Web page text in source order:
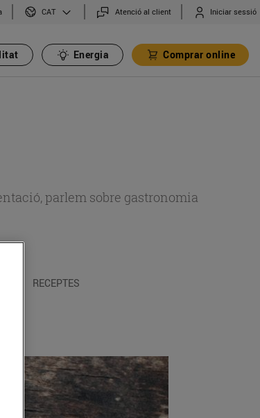
CAT Atenció al client Iniciar sessió
Energia Comprar online
parlem sobre gastronomia
RECEPTES